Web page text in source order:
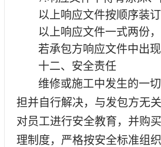
以上响应文件按顺序装
以上响应文件一式两份
若承包方响应文件中出
十二、安全责任
维修或施工中发生的一切
担并自行解决，与发包方无
对员工进行安全教育，并购
理制度，严格按安全标准组